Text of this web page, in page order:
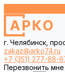
г. Челябинск,
zakaz@arko74.ru
+7 (351) 277-88-
Перезвонить мне